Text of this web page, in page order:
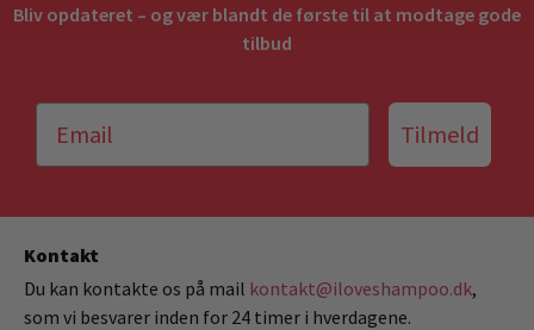
Bliv opdateret – og vær blandt de første til at modtage gode
tilbud
Tilmeld
Kontakt
Du kan kontakte os på mail kontakt@iloveshampoo.dk,
som vi besvarer inden for 24 timer i hverdagene.